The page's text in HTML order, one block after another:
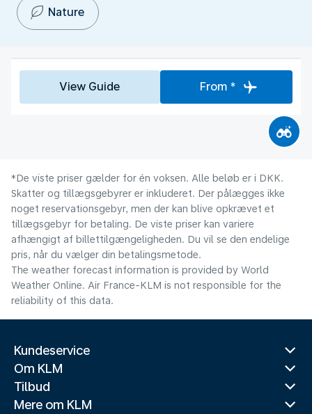
Nature
View Guide From *
*De viste priser gælder for én voksen. Alle beløb er i DKK.
Skatter og tillægsgebyrer er inkluderet. Der pålægges ikke
noget reservationsgebyr, men der kan blive opkrævet et
tillægsgebyr for betaling. De viste priser kan variere
afhængigt af billettilgængeligheden. Du vil se den endelige
pris, når du vælger din betalingsmetode.
The weather forecast information is provided by World
Weather Online. Air France-KLM is not responsible for the
reliability of this data.
Kundeservice
Om KLM
Tilbud
Mere om KLM